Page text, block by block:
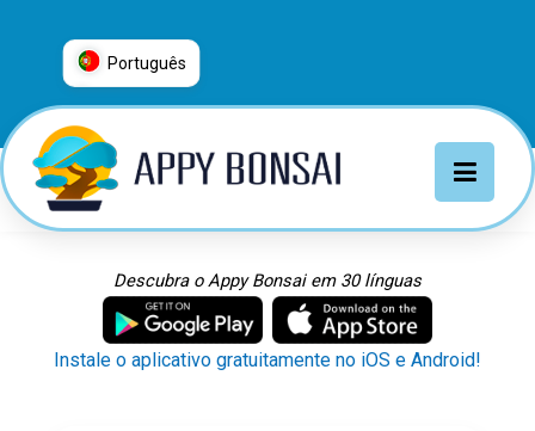
Português
العربية
普通话
Deutsch
Français
Italiano
日本語
Descubra o Appy Bonsai em 30 línguas
Instale o aplicativo gratuitamente no iOS e Android!